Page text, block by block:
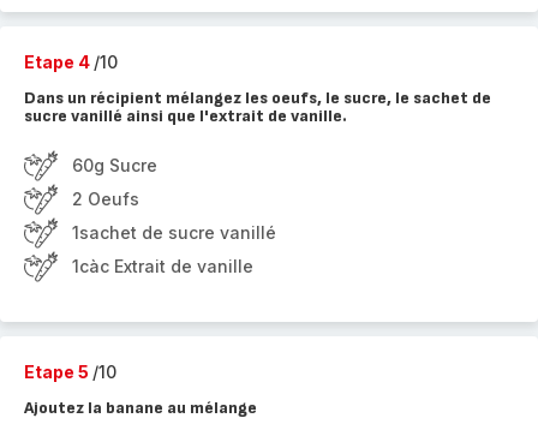
Etape 4 /10
Dans un récipient mélangez les oeufs, le sucre, le sachet de
sucre vanillé ainsi que l'extrait de vanille.
60g Sucre
2 Oeufs
1sachet de sucre vanillé
1càc Extrait de vanille
Etape 5 /10
Ajoutez la banane au mélange